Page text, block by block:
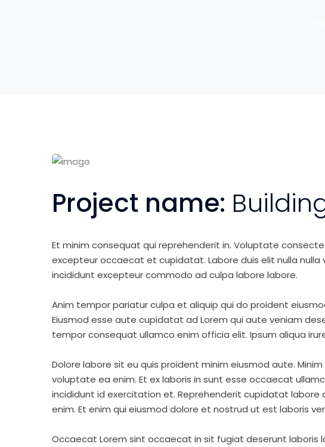
Project name:
Et minim consequat qui reprehenderit in. Voluptate
excepteur occaecat et cupidatat. Labore duis elit nulla
incididunt excepteur commodo ad culpa labore labore.
Anim tempor pariatur culpa et aliquip qui do proident
Eiusmod esse aute cupidatat ad Lorem qui aute veniam
tempor consequat ullamco enim officia elit. Ipsum aliqua
Dolore labore sit eu quis proident minim eiusmod aute.
voluptate ea enim. Et ex laboris in sunt esse occaecat
incididunt id exercitation et. Reprehenderit cupidatat
enim. Et enim qui eiusmod dolore et nostrud ut est laboris
Occaecat Lorem sint occaecat in sit fugiat deserunt laboris